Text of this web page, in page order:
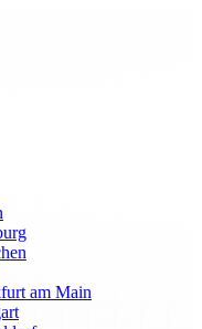
am Main